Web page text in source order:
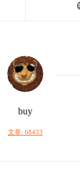
buy
文章: 68433